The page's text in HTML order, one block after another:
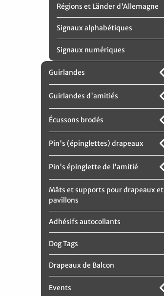
Régions et Länder d'Allemagne
Signaux alphabétiques
Signaux numériques
Guirlandes
Guirlandes d'amitiés
Écussons brodés
Pin's (épinglettes) drapeaux
Pin's épinglette de l'amitié
Mâts et supports pour drapeaux et
pavillons
Adhésifs autocollants
Dog Tags
Drapeaux de Balcon
Events